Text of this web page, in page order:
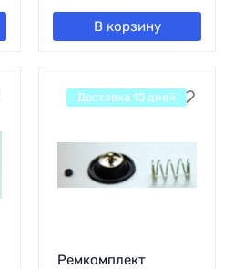
В корзину
Ремкомплект
Доставка 10 дней